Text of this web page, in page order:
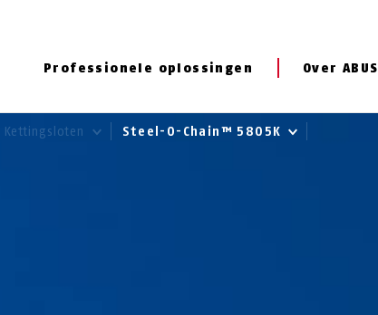
Professionele oplossingen Over ABUS
Kettingsloten Steel-O-Chain™ 5805K